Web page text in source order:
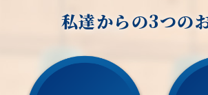
私達からの3つの